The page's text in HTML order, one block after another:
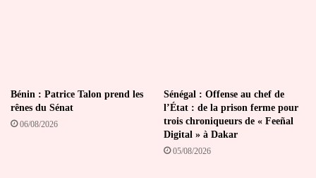
Bénin : Patrice Talon prend les
rênes du Sénat
06/08/2026
Sénégal : Offense au chef de
l’État : de la prison ferme pour
trois chroniqueurs de « Feeñal
Digital » à Dakar
05/08/2026